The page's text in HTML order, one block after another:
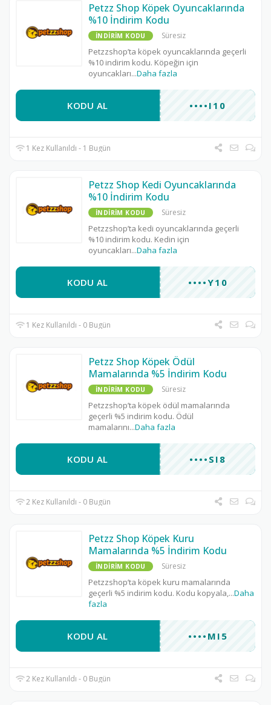
Petzz Shop Köpek Oyuncaklarında
%10 İndirim Kodu
İNDIRIM KODU Süresiz
Petzzshop’ta köpek oyuncaklarında geçerli
%10 indirim kodu. Köpeğin için
oyuncakları...Daha fazla
••••I10
KODU AL
1 Kez Kullanıldı - 1 Bugün
Petzz Shop Kedi Oyuncaklarında
%10 İndirim Kodu
İNDIRIM KODU Süresiz
Petzzshop’ta kedi oyuncaklarında geçerli
%10 indirim kodu. Kedin için
oyuncakları...Daha fazla
••••Y10
KODU AL
1 Kez Kullanıldı - 0 Bugün
Petzz Shop Köpek Ödül
Mamalarında %5 İndirim Kodu
İNDIRIM KODU Süresiz
Petzzshop’ta köpek ödül mamalarında
geçerli %5 indirim kodu. Ödül
mamalarını...Daha fazla
••••SI8
KODU AL
2 Kez Kullanıldı - 0 Bugün
Petzz Shop Köpek Kuru
Mamalarında %5 İndirim Kodu
İNDIRIM KODU Süresiz
Petzzshop’ta köpek kuru mamalarında
geçerli %5 indirim kodu. Kodu kopyala, ...Daha
fazla
••••MI5
KODU AL
2 Kez Kullanıldı - 0 Bugün